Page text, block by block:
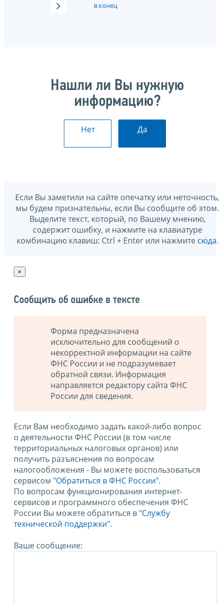
в конец
Нашли ли Вы нужную
информацию?
Нет Да
Если Вы заметили на сайте опечатку или неточность,
мы будем признательны, если Вы сообщите об этом.
Выделите текст, который, по Вашему мнению,
содержит ошибку, и нажмите на клавиатуре
комбинацию клавиш: Ctrl + Enter или нажмите сюда.
×
Сообщить об ошибке в тексте
Форма предназначена
исключительно для сообщений о
некорректной информации на сайте
ФНС России и не подразумевает
обратной связи. Информация
направляется редактору сайта ФНС
России для сведения.
Если Вам необходимо задать какой-либо вопрос
о деятельности ФНС России (в том числе
территориальных налоговых органов) или
получить разъяснения по вопросам
налогообложения - Вы можете воспользоваться
сервисом "Обратиться в ФНС России".
По вопросам функционирования интернет-
сервисов и программного обеспечения ФНС
России Вы можете обратиться в "Службу
технической поддержки".
Ваше сообщение: